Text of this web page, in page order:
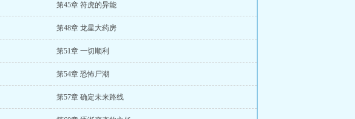
第45章 符虎的异能
第48章 龙星大药房
第51章 一切顺利
第54章 恐怖尸潮
第57章 确定未来路线